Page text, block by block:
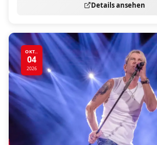
Details ansehen
OKT..
04
2026